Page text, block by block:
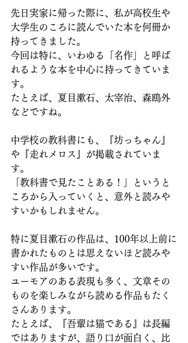
先日実家に帰った際に、私が高校生や
大学生のころに読んでいた本を何冊か
持ってきました。
今回は特に、いわゆる「名作」と呼ば
れるような本を中心に持ってきていま
す。
たとえば、夏目漱石、太宰治、森鴎外
などですね。
中学校の教科書にも、『坊っちゃん』
や『走れメロス』が掲載されていま
す。
「教科書で見たことある！」というと
ころから入っていくと、意外と読みや
すいかもしれません。
特に夏目漱石の作品は、100年以上前に
書かれたものとは思えないほど読みや
すい作品が多いです。
ユーモアのある表現も多く、文章その
ものを楽しみながら読める作品もたく
さんあります。
たとえば、『吾輩は猫である』は長編
ではありますが、語り口が面白く、比